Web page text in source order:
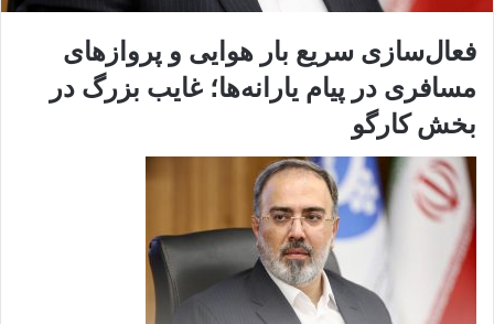
فعال‌سازی سریع بار هوایی و پروازهای
مسافری در پیام یارانه‌ها؛ غایب بزرگ در
بخش کارگو